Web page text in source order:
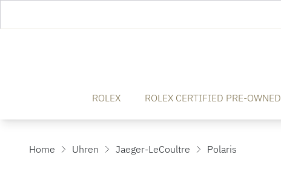
ROLEX ROLEX CERTIFIED PRE-OWNED
Home Uhren Jaeger-LeCoultre Polaris